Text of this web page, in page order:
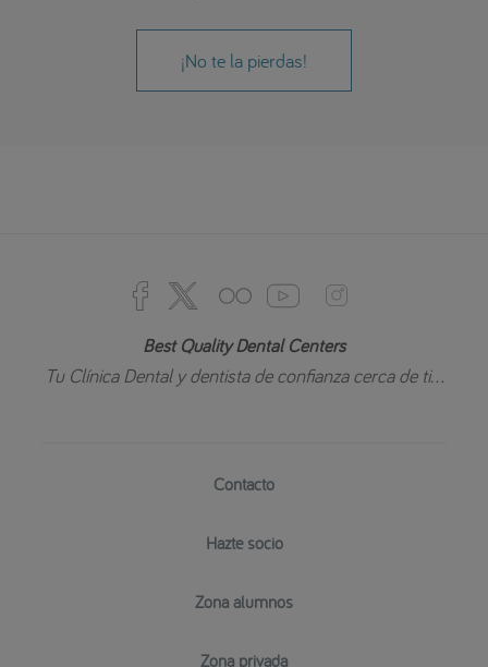
¡No te la pierdas!
Best Quality Dental Centers
Tu Clínica Dental y dentista de confianza cerca de ti...
Contacto
Hazte socio
Zona alumnos
Zona privada